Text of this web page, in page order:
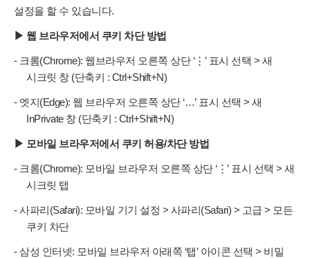
설정을 할 수 있습니다.
▶ 웹 브라우저에서 쿠키 차단 방법
- 크롬(Chrome): 웹브라우저 오른쪽 상단 ‘⋮’ 표시 선택 > 새
시크릿 창 (단축키 : Ctrl+Shift+N)
- 엣지(Edge): 웹 브라우저 오른쪽 상단 ‘…’ 표시 선택 > 새
InPrivate 창 (단축키 : Ctrl+Shift+N)
▶ 모바일 브라우저에서 쿠키 허용/차단 방법
- 크롬(Chrome): 모바일 브라우저 오른쪽 상단 ‘⋮’ 표시 선택 > 새
시크릿 탭
- 사파리(Safari): 모바일 기기 설정 > 사파리(Safari) > 고급 > 모든
쿠키 차단
- 삼성 인터넷: 모바일 브라우저 아래쪽 ‘탭’ 아이콘 선택 > 비밀